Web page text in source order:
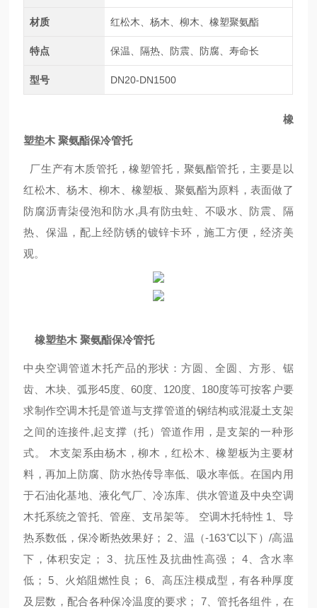
材质 红松木、杨木、柳木、橡塑聚氨酯
特点 保温、隔热、防震、防腐、寿命长
型号 DN20-DN1500
橡
塑垫木 聚氨酯保冷管托
厂生产有木质管托，橡塑管托，聚氨酯管托，主要是以
红松木、杨木、柳木、橡塑板、聚氨酯为原料，表面做了
防腐沥青柒侵泡和防水,具有防虫蛀、不吸水、防震、隔
热、保温，配上经防锈的镀锌卡环，施工方便，经济美
观。
橡塑垫木 聚氨酯保冷管托
中央空调管道木托产品的形状：方圆、全圆、方形、锯
齿、木块、弧形45度、60度、120度、180度等可按客户要
求制作空调木托是管道与支撑管道的钢结构或混凝土支架
之间的连接件,起支撑（托）管道作用，是支架的一种形
式。 木支架系由杨木，柳木，红松木、橡塑板为主要材
料，再加上防腐、防水热传导率低、吸水率低。在国内用
于石油化基地、液化气厂、冷冻库、供水管道及中央空调
木托系统之管托、管座、支吊架等。 空调木托特性 1、导
热系数低，保冷断热效果好； 2、温（-163℃以下）/高温
下，体积安定； 3、抗压性及抗曲性高强； 4、含水率
低； 5、火焰阻燃性良； 6、高压注模成型，有各种厚度
及层数，配合各种保冷温度的要求； 7、管托各组件，在